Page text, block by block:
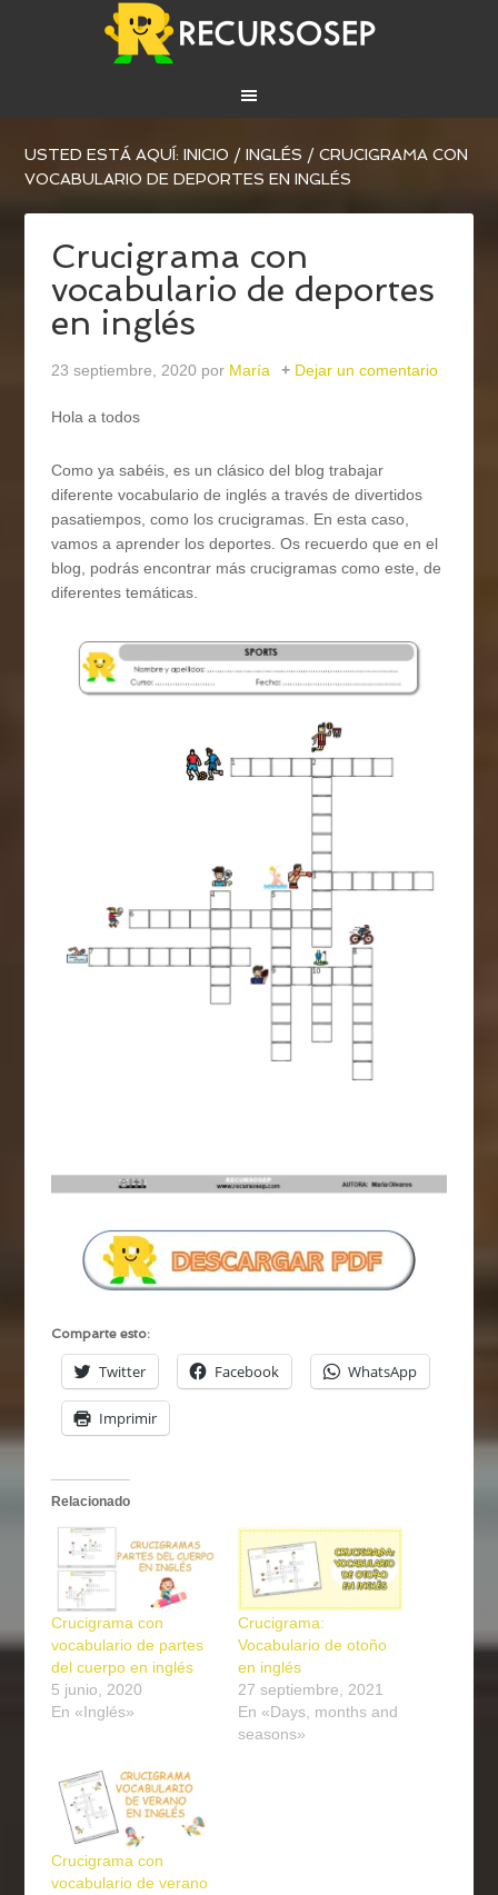
USTED ESTÁ AQUÍ:INICIO / INGLÉS / CRUCIGRAMA CON
VOCABULARIO DE DEPORTES EN INGLÉS
Crucigrama con
vocabulario de deportes
en inglés
23 septiembre, 2020 por María Dejar un comentario
Hola a todos
Como ya sabéis, es un clásico del blog trabajar
diferente vocabulario de inglés a través de divertidos
pasatiempos, como los crucigramas. En esta caso,
vamos a aprender los deportes. Os recuerdo que en el
blog, podrás encontrar más crucigramas como este, de
diferentes temáticas.
Comparte esto:
Twitter Facebook WhatsApp
Imprimir
Relacionado
Crucigrama con
vocabulario de partes
del cuerpo en inglés
5 junio, 2020
En «Inglés»
Crucigrama:
Vocabulario de otoño
en inglés
27 septiembre, 2021
En «Days, months and
seasons»
Crucigrama con
vocabulario de verano